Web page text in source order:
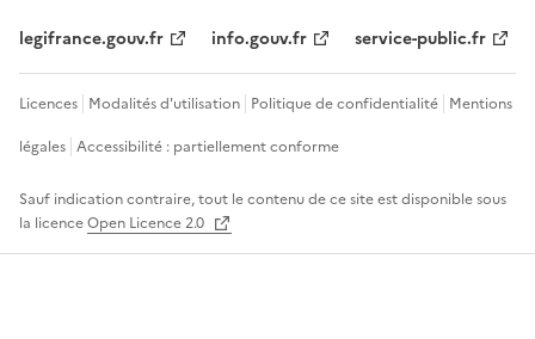
legifrance.gouv.fr info.gouv.fr service-public.fr
Licences Modalités d'utilisation Politique de confidentialité Mentions
légales Accessibilité : partiellement conforme
Sauf indication contraire, tout le contenu de ce site est disponible sous
la licenceOpen Licence 2.0